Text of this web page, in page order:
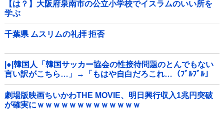
【は？】大阪府泉南市の公立小学校でイスラムのいい所を
学ぶ
千葉県 ムスリムの礼拝 拒否
|●|韓国人「韓国サッカー協会の性接待問題のとんでもない
言い訳がこちら…」→「もはや自白だろこれ…（ﾌﾞﾙﾌﾞﾙ」
＝韓国の反応
劇場版映画ちいかわTHE MOVIE、明日興行収入1兆円突破
が確実にｗｗｗｗｗｗｗｗｗｗｗｗｗ